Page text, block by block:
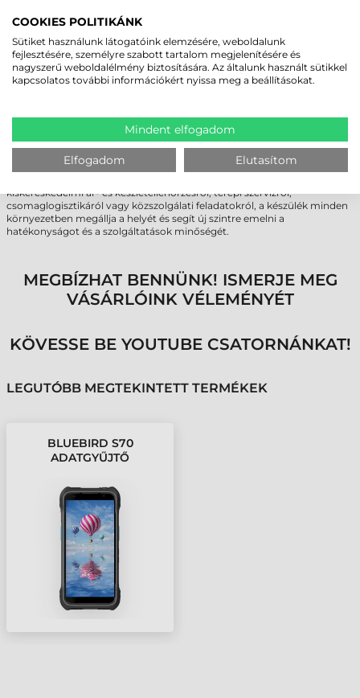
KORSZERŰ VEZETÉK NÉLKÜLI
KOMMUNIKÁCIÓ
A Wi-Fi 6E, a 2x2 MU-MIMO technológia és az 5G/CBRS privát LTE
Tap tanúsítvánnyal) és a GPS lehetővé teszi a helyszínalapú
alkalmazások, flottakezelés és valós idejű navigáció használatát.
A Bluebird S70 nem csupán egy ipari adatgyűjtő, hanem egy komplett
vállalati mobilitási megoldás, amely gyorsabb adatgyűjtést,
kiskereskedelmi ár- és készletellenőrzésről, terepi szervizről,
csomaglogisztikáról vagy közszolgálati feladatokról, a készülék minden
környezetben megállja a helyét és segít új szintre emelni a
hatékonyságot és a szolgáltatások minőségét.
MEGBÍZHAT BENNÜNK! ISMERJE MEG
VÁSÁRLÓINK VÉLEMÉNYÉT
KÖVESSE BE YOUTUBE CSATORNÁNKAT!
LEGUTÓBB MEGTEKINTETT TERMÉKEK
BLUEBIRD S70
ADATGYŰJTŐ
COOKIES POLITIKÁNK
Sütiket használunk látogatóink elemzésére, weboldalunk
fejlesztésére, személyre szabott tartalom megjelenítésére és
nagyszerű weboldalélmény biztosítására. Az általunk használt sütikkel
kapcsolatos további információkért nyissa meg a beállításokat.
Mindent elfogadom
Elfogadom Elutasítom